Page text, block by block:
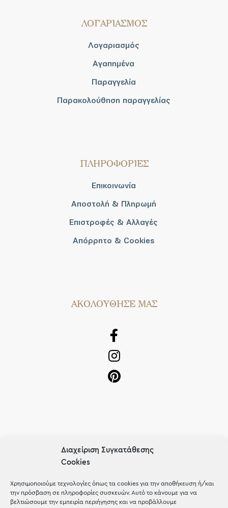
Διαχείριση Συγκατάθεσης
Cookies
Χρησιμοποιούμε τεχνολογίες όπως τα cookies για την αποθήκευση ή/και
την πρόσβαση σε πληροφορίες συσκευών. Αυτό το κάνουμε για να
βελτιώσουμε την εμπειρία περιήγησης και να προβάλλουμε
ΛΟΓΑΡΙΑΣΜΟΣ
Λογαριασμός
Αγαπημένα
Παραγγελία
Παρακολούθηση παραγγελίας
ΠΛΗΡΟΦΟΡΙΕΣ
Επικοινωνία
Αποστολή & Πληρωμή
Επιστροφές & Αλλαγές
Απόρρητο & Cookies
AΚΟΛΟΥΘΗΣΕ ΜΑΣ
OUR RECIPE
Μέχρι 30€
Blog